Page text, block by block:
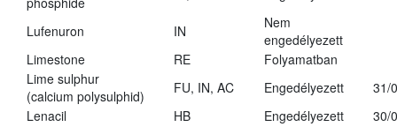
Lufenuron IN
Nem
engedélyezett
Limestone
RE
Folyamatban
Lime sulphur
(calcium polysulphid)
FU, IN, AC Engedélyezett
31/
Lenacil
HB Engedélyezett
30/